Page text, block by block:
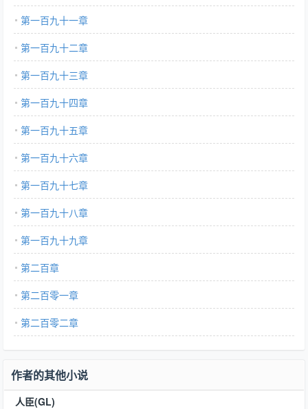
第一百九十一章
第一百九十二章
第一百九十三章
第一百九十四章
第一百九十五章
第一百九十六章
第一百九十七章
第一百九十八章
第一百九十九章
第二百章
第二百零一章
第二百零二章
作者的其他小说
人臣(GL)